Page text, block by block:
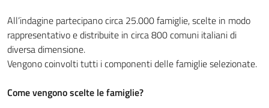
All’indagine partecipano circa 25.000 famiglie, scelte in modo
rappresentativo e distribuite in circa 800 comuni italiani di
diversa dimensione.
Vengono coinvolti tutti i componenti delle famiglie selezionate.
Come vengono scelte le famiglie?